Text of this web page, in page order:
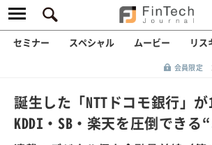
セミナー スペシャル ムービー リス
会員限定
誕生した「NTTドコモ銀行」が
KDDI・SB・楽天を圧倒できる